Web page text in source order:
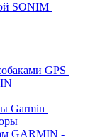
SONIM
GPS
Garmin
GARMIN -